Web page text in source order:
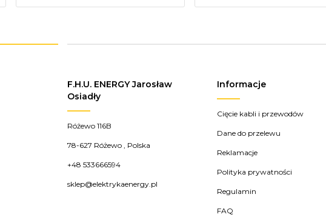
F.H.U. ENERGY Jarosław
Osiadły
Różewo 116B
78-627 Różewo Polska
+48 533666594
sklep@elektrykaenergy.pl
Informacje
Cięcie kabli i przewodów
Dane do przelewu
Reklamacje
Polityka prywatności
Regulamin
FAQ